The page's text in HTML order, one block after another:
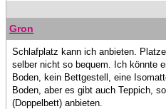
Gron
Schlafplatz kann ich anbieten.
selber nicht so bequem. Ich könnte
Boden, kein Bettgestell, eine
Boden, aber es gibt auch Teppich,
(Doppelbett) anbieten.